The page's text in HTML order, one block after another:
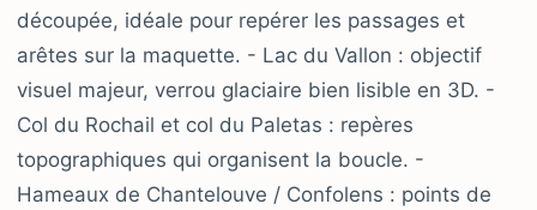
découpée, idéale pour repérer les passages et
arêtes sur la maquette. - Lac du Vallon : objectif
visuel majeur, verrou glaciaire bien lisible en 3D. -
Col du Rochail et col du Paletas : repères
topographiques qui organisent la boucle. -
Hameaux de Chantelouve / Confolens : points de